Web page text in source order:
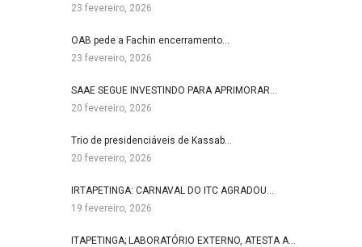
23 fevereiro, 2026
OAB pede a Fachin encerramento…
23 fevereiro, 2026
SAAE SEGUE INVESTINDO PARA APRIMORAR…
20 fevereiro, 2026
Trio de presidenciáveis de Kassab…
20 fevereiro, 2026
IRTAPETINGA: CARNAVAL DO ITC AGRADOU…
19 fevereiro, 2026
ITAPETINGA; LABORATÓRIO EXTERNO, ATESTA A…